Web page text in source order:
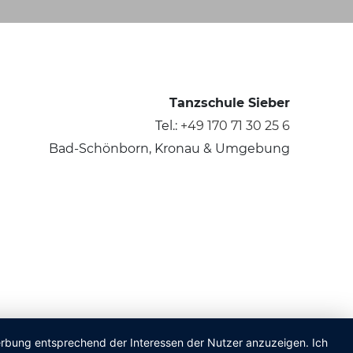
Tanzschule Sieber
Tel.: +49 170 71 30 25 6
Bad-Schönborn, Kronau & Umgebung
entsprechend der Interessen der Nutzer anzuzeigen. Ich